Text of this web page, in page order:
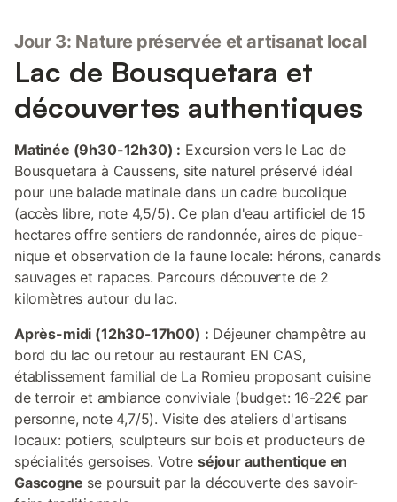
Jour 3: Nature préservée et artisanat local
Lac de Bousquetara et
découvertes authentiques
Matinée (9h30-12h30) : Excursion vers le Lac de
Bousquetara à Caussens, site naturel préservé idéal
pour une balade matinale dans un cadre bucolique
(accès libre, note 4,5/5). Ce plan d'eau artificiel de 15
hectares offre sentiers de randonnée, aires de pique-
nique et observation de la faune locale: hérons, canards
sauvages et rapaces. Parcours découverte de 2
kilomètres autour du lac.
Après-midi (12h30-17h00) : Déjeuner champêtre au
bord du lac ou retour au restaurant EN CAS,
établissement familial de La Romieu proposant cuisine
de terroir et ambiance conviviale (budget: 16-22€ par
personne, note 4,7/5). Visite des ateliers d'artisans
locaux: potiers, sculpteurs sur bois et producteurs de
spécialités gersoises. Votre séjour authentique en
Gascogne se poursuit par la découverte des savoir-